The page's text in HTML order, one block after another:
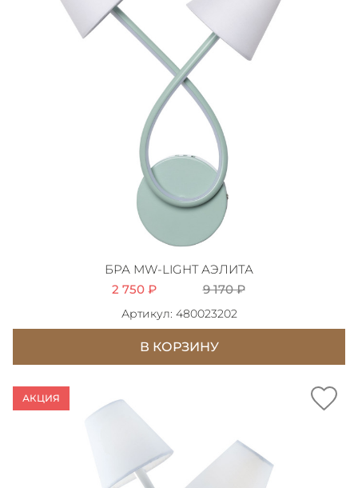
БРА MW-LIGHT АЭЛИТА
2 750 ₽
9 170 ₽
Артикул: 480023202
В КОРЗИНУ
АКЦИЯ